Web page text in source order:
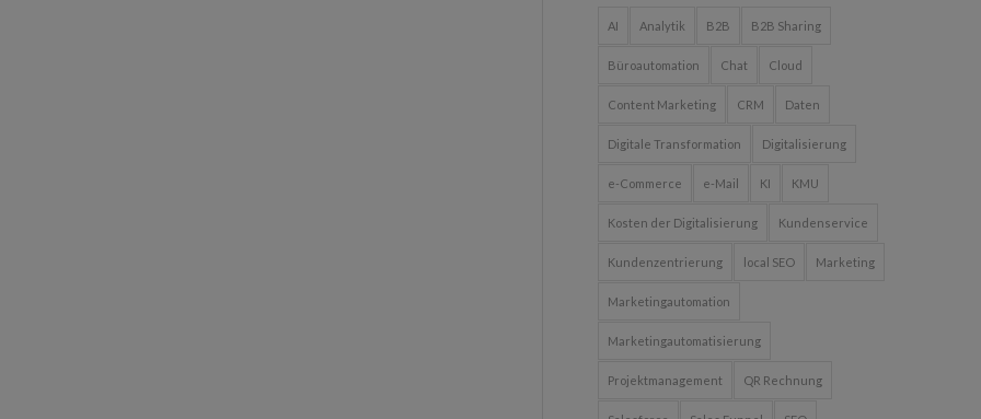
AI Analytik B2B B2B Sharing
Büroautomation Chat Cloud
Content Marketing CRM Daten
Digitale Transformation Digitalisierung
e-Commerce e-Mail KI KMU
Kosten der Digitalisierung Kundenservice
Kundenzentrierung local SEO Marketing
Marketingautomation
Marketingautomatisierung
Projektmanagement QR Rechnung